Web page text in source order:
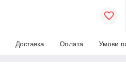
Доставка Оплата Умови